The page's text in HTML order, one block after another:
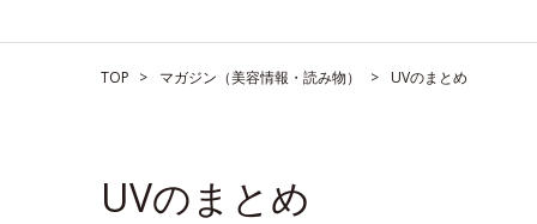
TOP マガジン（美容情報・読み物） UVのまとめ
UVのまとめ